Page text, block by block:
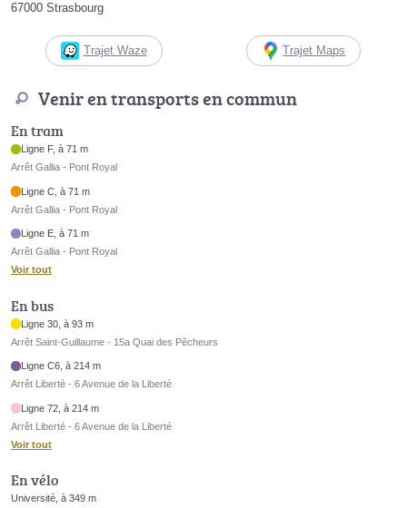
67000 Strasbourg
Trajet Waze Trajet Maps
Venir en transports en commun
En tram
Ligne F, à 71 m
Arrêt Gallia - Pont Royal
Ligne C, à 71 m
Arrêt Gallia - Pont Royal
Ligne E, à 71 m
Arrêt Gallia - Pont Royal
Voir tout
En bus
Ligne 30, à 93 m
Arrêt Saint-Guillaume - 15a Quai des Pêcheurs
Ligne C6, à 214 m
Arrêt Liberté - 6 Avenue de la Liberté
Ligne 72, à 214 m
Arrêt Liberté - 6 Avenue de la Liberté
Voir tout
En vélo
Université, à 349 m